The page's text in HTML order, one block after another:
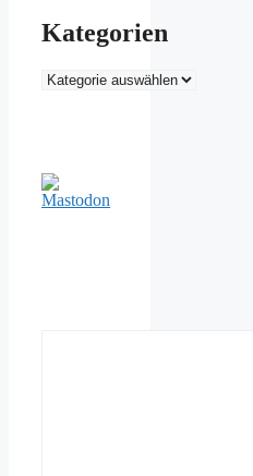
Kategorien
Kategorien